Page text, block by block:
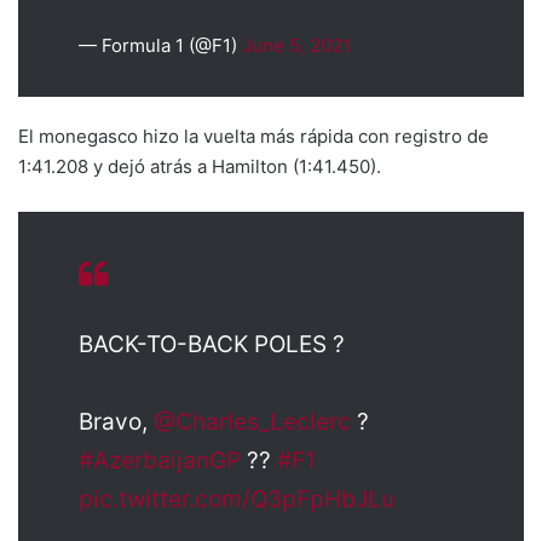
— Formula 1 (@F1) June 5, 2021
El monegasco hizo la vuelta más rápida con registro de
1:41.208 y dejó atrás a Hamilton (1:41.450).
BACK-TO-BACK POLES ?
Bravo, @Charles_Leclerc ?
#AzerbaijanGP ?? #F1
pic.twitter.com/Q3pFpHbJLu